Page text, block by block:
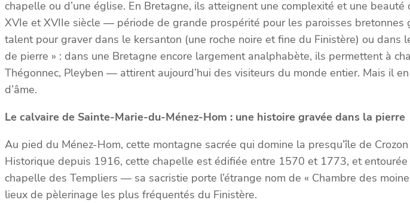
chapelle ou d’une église. En Bretagne, ils atteignent une complexité et une
XVIe et XVIIe siècle — période de grande prospérité pour les paroisses
talent pour graver dans le kersanton (une roche noire et fine du Finistère) ou
de pierre » : dans une Bretagne encore largement analphabète, ils permettent à
Thégonnec, Pleyben — attirent aujourd’hui des visiteurs du monde entier. Mais il
d’âme.
Le calvaire de Sainte-Marie-du-Ménez-Hom : une histoire gravée dans la pierre
Au pied du Ménez-Hom, cette montagne sacrée qui domine la presqu’île de
Historique depuis 1916, cette chapelle est édifiée entre 1570 et 1773, et
chapelle des Templiers — sa sacristie porte l’étrange nom de « Chambre des
lieux de pèlerinage les plus fréquentés du Finistère.